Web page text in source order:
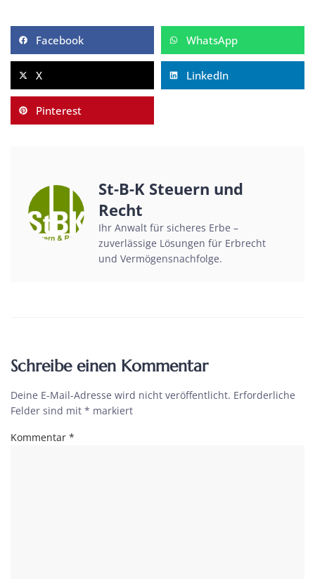
Facebook WhatsApp
X LinkedIn
Pinterest
St-B-K Steuern und
Recht
Ihr Anwalt für sicheres Erbe –
zuverlässige Lösungen für Erbrecht
und Vermögensnachfolge.
Schreibe einen Kommentar
Deine E-Mail-Adresse wird nicht veröffentlicht. Erforderliche
Felder sind mit * markiert
Kommentar *